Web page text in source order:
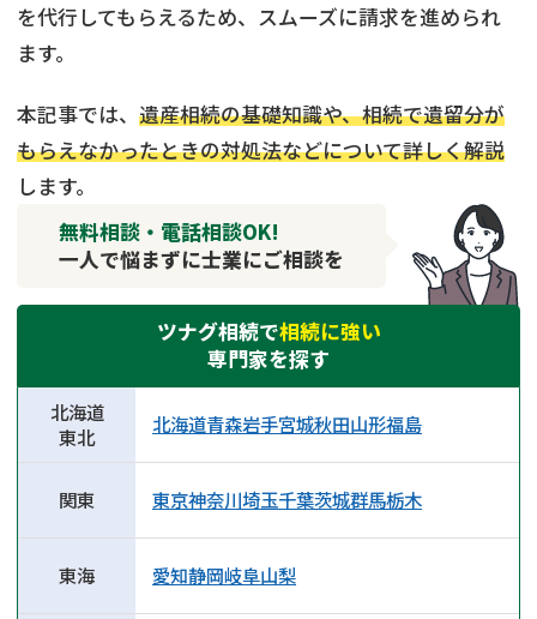
を代行してもらえるため、スムーズに請求を進められ
ます。
本記事では、 遺産相続の基礎知識や、相続で遺留分が
もらえなかったときの対処法などについて詳しく解説
します。
無料相談・電話相談OK!
一人で悩まずに士業にご相談を
ツナグ相続で相続に強い
専門家を探す
北海道
東北
北海道青森岩手宮城秋田山形福島
関東 東京神奈川埼玉千葉茨城群馬栃木
東海 愛知静岡岐阜山梨